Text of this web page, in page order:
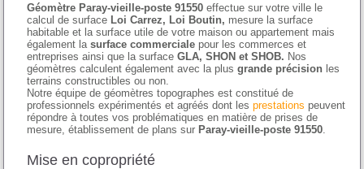
Géomètre Paray-vieille-poste 91550 effectue sur votre ville le
calcul de surface Loi Carrez, Loi Boutin, mesure la surface
habitable et la surface utile de votre maison ou appartement mais
également lasurface commerciale pour les commerces et
entreprises ainsi que la surfaceGLA, SHON et SHOB. Nos
géomètres calculent également avec la plusgrande précision les
terrains constructibles ou non.
Notre équipe de géomètres topographes est constitué de
professionnels expérimentés et agréés dont lesprestations peuvent
répondre à toutes vos problématiques en matière de prises de
mesure, établissement de plans sur Paray-vieille-poste 91550
Mise en copropriété